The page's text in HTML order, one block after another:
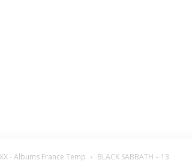
- Albums France Temp BLACK SABBATH – 13